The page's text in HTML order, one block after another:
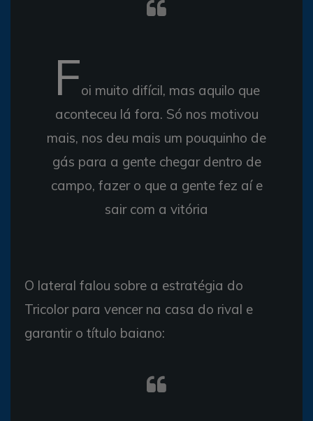
Foi muito difícil, mas aquilo que
aconteceu lá fora. Só nos motivou
mais, nos deu mais um pouquinho de
gás para a gente chegar dentro de
campo, fazer o que a gente fez aí e
sair com a vitória
O lateral falou sobre a estratégia do
Tricolor para vencer na casa do rival e
garantir o título baiano: